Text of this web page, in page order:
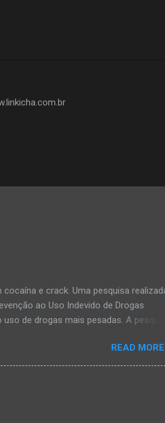
e crack. Uma pesquisa
ao Uso Indevido de Drogas
de drogas mais pesadas. A
que já tinham comprometimento
memória e às vezes algum problema
tabaco, e principalmente o álcool, que é
READ